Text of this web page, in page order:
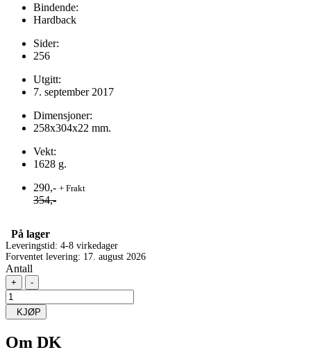
Bindende:
Hardback
Sider:
256
Utgitt:
7. september 2017
Dimensjoner:
258x304x22 mm.
Vekt:
1628 g.
290,- + Frakt
354,-
På lager
Leveringstid: 4-8 virkedager
Forventet levering: 17. august 2026
Antall
+ -
KJØP
Om DK